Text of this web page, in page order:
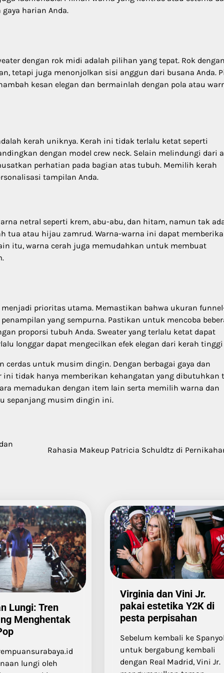
harian Anda.
dengan rok midi adalah pilihan yang tepat. Rok
tetapi juga menonjolkan sisi anggun dari busana Anda.
kesan elegan dan bermainlah dengan pola atau
kerah uniknya. Kerah ini tidak terlalu ketat seperti
dengan model crew neck. Selain melindungi dari
perhatian pada bagian atas tubuh. Memilih kerah
tampilan Anda.
netral seperti krem, abu-abu, dan hitam, namun tak
tua atau hijau zamrud. Warna-warna ini dapat
itu, warna cerah juga memudahkan untuk membuat
prioritas utama. Memastikan bahwa ukuran
yang sempurna. Pastikan untuk mencoba
proporsi tubuh Anda. Sweater yang terlalu ketat dapat
longgar dapat mengecilkan efek elegan dari kerah
untuk musim dingin. Dengan berbagai gaya dan
ini tidak hanya memberikan kehangatan yang dibutuhkan
memadukan dengan item lain serta memilih warna dan
sepanjang musim dingin ini.
Rahasia Makeup Patricia Schuldtz di
Lungi: Tren
Menghentak
lungi oleh
Virginia dan Vini Jr.
pakai estetika Y2K di
pesta perpisahan
Sebelum kembali ke
untuk bergabung kembali
dengan Real Madrid, Vini Jr.